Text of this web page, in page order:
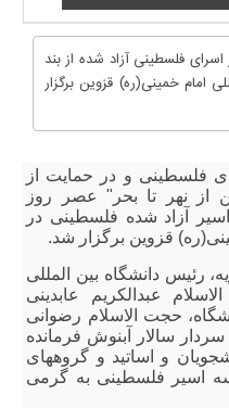
فلسطینی آزاد شده از بند
امام خمینی(ره) قزوین برگزار
فلسطینی و در حمایت از
از نهر تا بحر" عصر روز
آزاد شده فلسطینی در
قزوین برگزار شد.
رئیس دانشگاه بین المللی
عبدالکریم عابدینی
حجت الاسلام رضوانی
سردار سالار آبنوش فرمانده
و اساتید و گروههای
اسیر فلسطینی به گرمی